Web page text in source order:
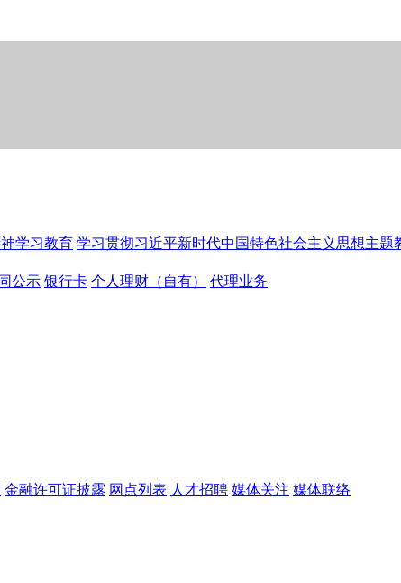
学习教育 学习贯彻习近平新时代中国特色社会主义思想主题
公示 银行卡 个人理财（自有）
代理业务
金融许可证披露 网点列表 人才招聘 媒体关注 媒体联络